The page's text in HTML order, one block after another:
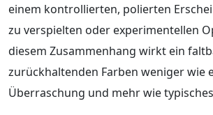
einem kontrollierten, polierten
zu verspielten oder experimentellen
diesem Zusammenhang wirkt ein
zurückhaltenden Farben weniger wie
Überraschung und mehr wie